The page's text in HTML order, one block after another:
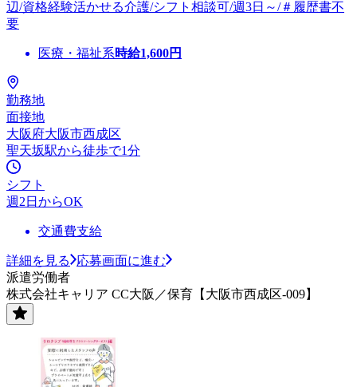
辺/資格経験活かせる介護/シフト相談可/週3日～/＃履歴書不
要
医療・福祉系時給1,600円
勤務地
面接地
大阪府大阪市西成区
聖天坂駅から徒歩で1分
シフト
週2日からOK
交通費支給
詳細を見る
応募画面に進む
派遣労働者
株式会社キャリア CC大阪／保育【大阪市西成区-009】